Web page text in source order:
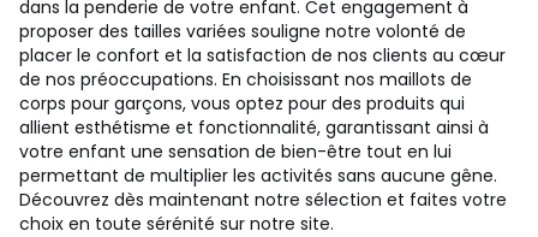
dans la penderie de votre enfant. Cet engagement à
proposer des tailles variées souligne notre volonté de
placer le confort et la satisfaction de nos clients au cœur
de nos préoccupations. En choisissant nos maillots de
corps pour garçons, vous optez pour des produits qui
allient esthétisme et fonctionnalité, garantissant ainsi à
votre enfant une sensation de bien-être tout en lui
permettant de multiplier les activités sans aucune gêne.
Découvrez dès maintenant notre sélection et faites votre
choix en toute sérénité sur notre site.